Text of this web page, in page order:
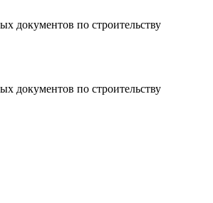
документов по строительству
документов по строительству